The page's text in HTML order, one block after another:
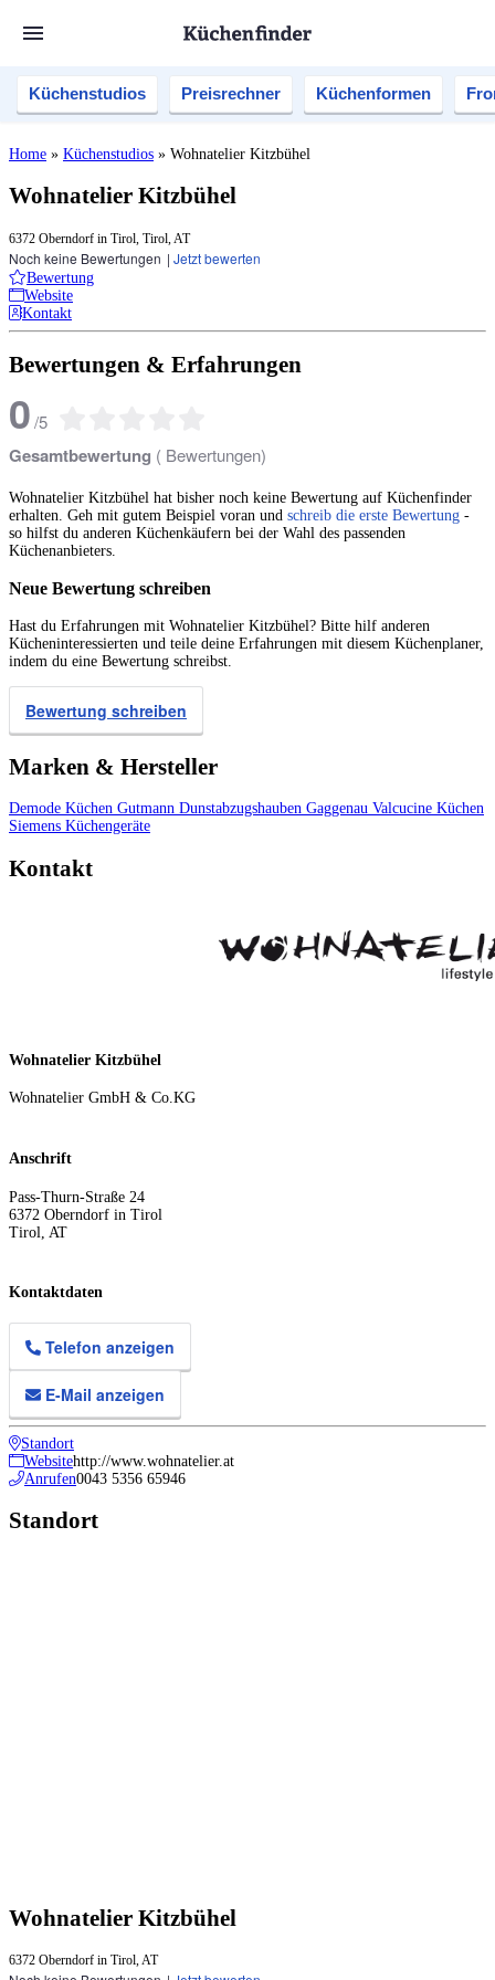
Küchenstudios Preisrechner Küchenformen
Home » Küchenstudios » Wohnatelier Kitzbühel
Wohnatelier Kitzbühel
6372 Oberndorf in Tirol, Tirol, AT
Noch keine Bewertungen | Jetzt bewerten
Bewertung
Website
Kontakt
Bewertungen & Erfahrungen
0/5
Gesamtbewertung ( Bewertungen)
Wohnatelier Kitzbühel hat bisher noch keine Bewertung auf Küchenfinder
erhalten. Geh mit gutem Beispiel voran und schreib die erste Bewertung -
so hilfst du anderen Küchenkäufern bei der Wahl des passenden
Küchenanbieters.
Neue Bewertung schreiben
Hast du Erfahrungen mit Wohnatelier Kitzbühel? Bitte hilf anderen
Kücheninteressierten und teile deine Erfahrungen mit diesem Küchenplaner,
indem du eine Bewertung schreibst.
Bewertung schreiben
Marken & Hersteller
Demode Küchen Gutmann Dunstabzugshauben Gaggenau Valcucine Küchen
Siemens Küchengeräte
Kontakt
Wohnatelier Kitzbühel
Wohnatelier GmbH & Co.KG
Anschrift
Pass-Thurn-Straße 24
6372 Oberndorf in Tirol
Tirol AT
Kontaktdaten
Telefon anzeigen
E-Mail anzeigen
Standort
Websitehttp://www.wohnatelier.at
Anrufen0043 5356 65946
Standort
Wohnatelier Kitzbühel
6372 Oberndorf in Tirol, AT